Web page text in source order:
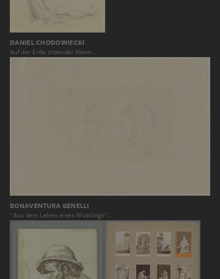
DANIEL CHODOWIECKI
Auf der Erde sitzender Mann…
BONAVENTURA GENELLI
"Aus dem Leben eines Wüstlings"…